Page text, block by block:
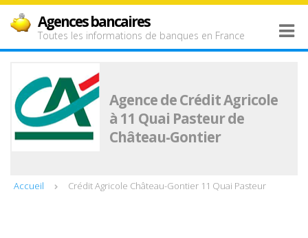
Agences bancaires
Toutes les informations de banques en France
Agence de Crédit Agricole
à 11 Quai Pasteur de
Château-Gontier
Accueil Crédit Agricole Château-Gontier 11 Quai Pasteur